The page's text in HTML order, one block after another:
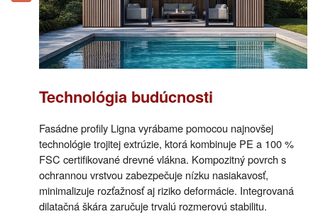
Technológia budúcnosti
Fasádne profily Ligna vyrábame pomocou najnovšej
technológie trojitej extrúzie, ktorá kombinuje PE a 100 %
FSC certifikované drevné vlákna. Kompozitný povrch s
ochrannou vrstvou zabezpečuje nízku nasiakavosť,
minimalizuje rozťažnosť aj riziko deformácie. Integrovaná
dilatačná škára zaručuje trvalú rozmerovú stabilitu.